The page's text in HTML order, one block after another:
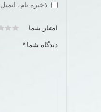
ذخیره نام،
امتیاز شما
دیدگاه شما *